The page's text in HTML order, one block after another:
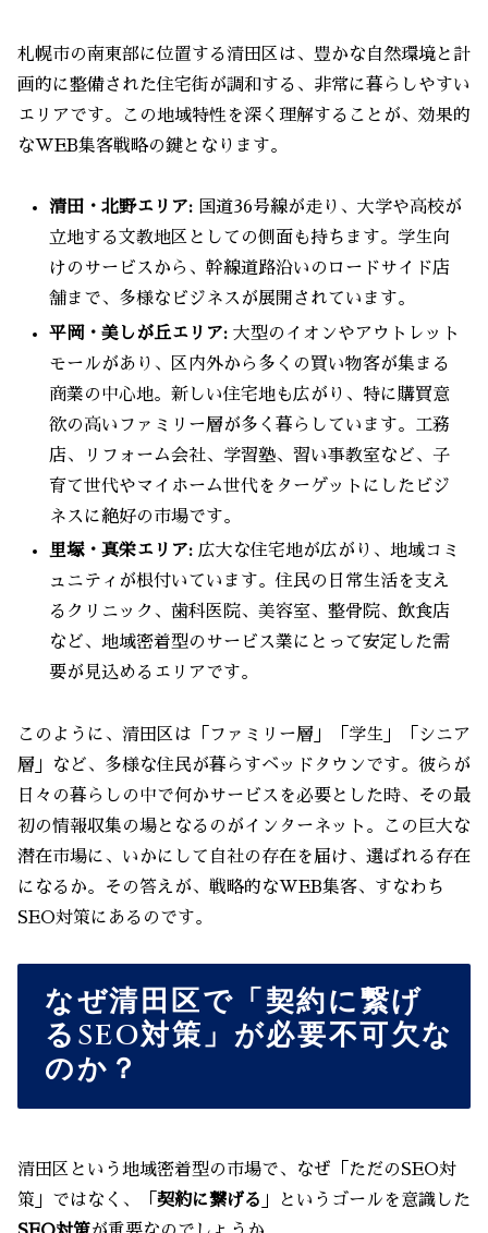
札幌市の南東部に位置する清田区は、豊かな自然環境と計
画的に整備された住宅街が調和する、非常に暮らしやすい
エリアです。この地域特性を深く理解することが、効果的
なWEB集客戦略の鍵となります。
清田・北野エリア: 国道36号線が走り、大学や高校が
立地する文教地区としての側面も持ちます。学生向
けのサービスから、幹線道路沿いのロードサイド店
舗まで、多様なビジネスが展開されています。
平岡・美しが丘エリア: 大型のイオンやアウトレット
モールがあり、区内外から多くの買い物客が集まる
商業の中心地。新しい住宅地も広がり、特に購買意
欲の高いファミリー層が多く暮らしています。工務
店、リフォーム会社、学習塾、習い事教室など、子
育て世代やマイホーム世代をターゲットにしたビジ
ネスに絶好の市場です。
里塚・真栄エリア: 広大な住宅地が広がり、地域コミ
ュニティが根付いています。住民の日常生活を支え
るクリニック、歯科医院、美容室、整骨院、飲食店
など、地域密着型のサービス業にとって安定した需
要が見込めるエリアです。
このように、清田区は「ファミリー層」「学生」「シニア
層」など、多様な住民が暮らすベッドタウンです。彼らが
日々の暮らしの中で何かサービスを必要とした時、その最
初の情報収集の場となるのがインターネット。この巨大な
潜在市場に、いかにして自社の存在を届け、選ばれる存在
になるか。その答えが、戦略的なWEB集客、すなわち
SEO対策にあるのです。
なぜ清田区で「契約に繋げ
るSEO対策」が必要不可欠な
のか？
清田区という地域密着型の市場で、なぜ「ただのSEO対
策」ではなく、「 契約に繋げる 」というゴールを意識した